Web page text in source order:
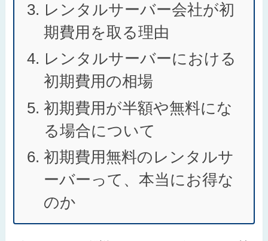
レンタルサーバー会社が初
期費用を取る理由
レンタルサーバーにおける
初期費用の相場
初期費用が半額や無料にな
る場合について
初期費用無料のレンタルサ
ーバーって、本当にお得な
のか